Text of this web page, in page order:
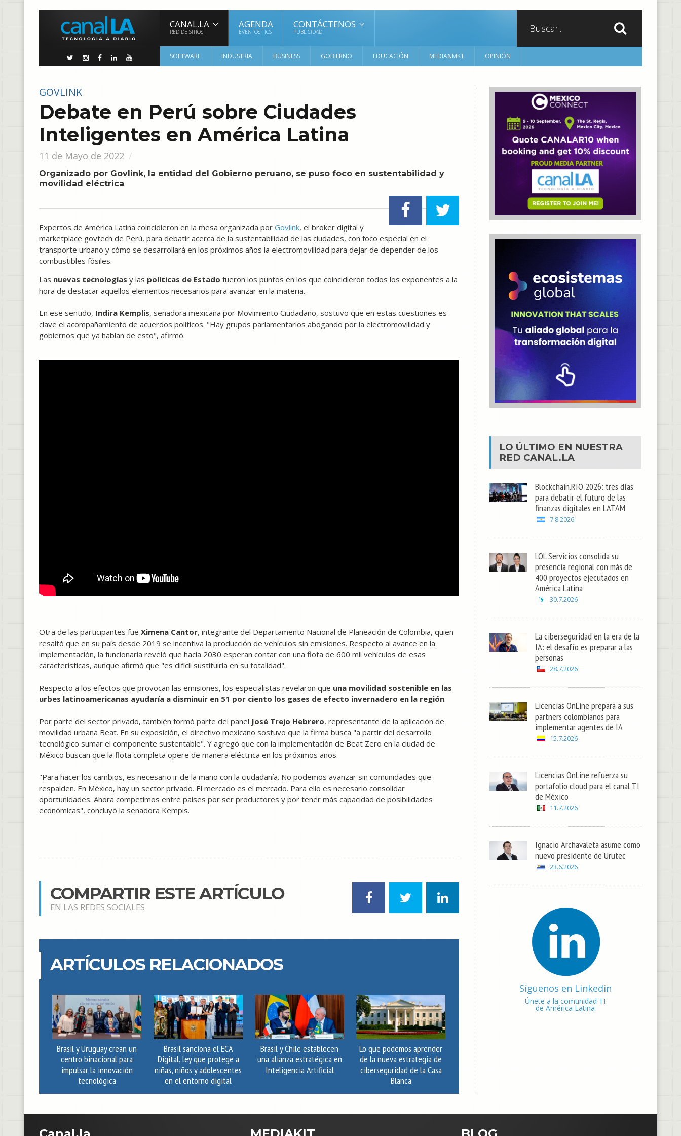
CANAL.LA
RED DE SITIOS
AGENDA
EVENTOS TICS
CONTÁCTENOS
PUBLICIDAD
SOFTWARE INDUSTRIA BUSINESS GOBIERNO EDUCACIÓN MEDIA&MKT OPINIÓN
GOVLINK
Debate en Perú sobre Ciudades
Inteligentes en América Latina
11 de Mayo de 2022
Organizado por Govlink, la entidad del Gobierno peruano, se puso foco en sustentabilidad y
movilidad eléctrica
Expertos de América Latina coincidieron en la mesa organizada por Govlink, el broker digital y
marketplace govtech de Perú, para debatir acerca de la sustentabilidad de las ciudades, con foco especial en el
transporte urbano y cómo se desarrollará en los próximos años la electromovilidad para dejar de depender de los
combustibles fósiles.
Las nuevas tecnologías y las políticas de Estado fueron los puntos en los que coincidieron todos los exponentes a la
hora de destacar aquellos elementos necesarios para avanzar en la materia.
En ese sentido, Indira Kemplis, senadora mexicana por Movimiento Ciudadano, sostuvo que en estas cuestiones es
clave el acompañamiento de acuerdos políticos. "Hay grupos parlamentarios abogando por la electromovilidad y
gobiernos que ya hablan de esto", afirmó.
Otra de las participantes fue Ximena Cantor, integrante del Departamento Nacional de Planeación de Colombia, quien
resaltó que en su país desde 2019 se incentiva la producción de vehículos sin emisiones. Respecto al avance en la
implementación, la funcionaria reveló que hacia 2030 esperan contar con una flota de 600 mil vehículos de esas
características, aunque afirmó que "es difícil sustituirla en su totalidad".
Respecto a los efectos que provocan las emisiones, los especialistas revelaron que una movilidad sostenible en las
urbes latinoamericanas ayudaría a disminuir en 51 por ciento los gases de efecto invernadero en la región.
Por parte del sector privado, también formó parte del panel José Trejo Hebrero, representante de la aplicación de
movilidad urbana Beat. En su exposición, el directivo mexicano sostuvo que la firma busca "a partir del desarrollo
tecnológico sumar el componente sustentable". Y agregó que con la implementación de Beat Zero en la ciudad de
México buscan que la flota completa opere de manera eléctrica en los próximos años.
"Para hacer los cambios, es necesario ir de la mano con la ciudadanía. No podemos avanzar sin comunidades que
respalden. En México, hay un sector privado. El mercado es el mercado. Para ello es necesario consolidar
oportunidades. Ahora competimos entre países por ser productores y por tener más capacidad de posibilidades
económicas", concluyó la senadora Kempis.
COMPARTIR ESTE ARTÍCULO
EN LAS REDES SOCIALES
ARTÍCULOS RELACIONADOS
Brasil y Uruguay crean un
centro binacional para
impulsar la innovación
tecnológica
Brasil sanciona el ECA
Digital, ley que protege a
niñas, niños y adolescentes
en el entorno digital
Brasil y Chile establecen
una alianza estratégica en
Inteligencia Artificial
Lo que podemos aprender
de la nueva estrategia de
ciberseguridad de la Casa
Blanca
LO ÚLTIMO EN NUESTRA
RED CANAL.LA
Blockchain.RIO 2026: tres días
para debatir el futuro de las
finanzas digitales en LATAM
7.8.2026
LOL Servicios consolida su
presencia regional con más de
400 proyectos ejecutados en
América Latina
30.7.2026
La ciberseguridad en la era de la
IA: el desafío es preparar a las
personas
28.7.2026
Licencias OnLine prepara a sus
partners colombianos para
implementar agentes de IA
15.7.2026
Licencias OnLine refuerza su
portafolio cloud para el canal TI
de México
11.7.2026
Ignacio Archavaleta asume como
nuevo presidente de Urutec
23.6.2026
Síguenos en Linkedin
Únete a la comunidad TI
de América Latina